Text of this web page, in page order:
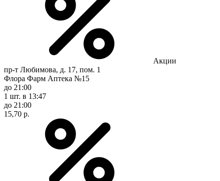
Акции
пр-т Любимова, д. 17, пом. 1
Флора Фарм Аптека №15
до 21:00
1 шт. в 13:47
до 21:00
15,70 р.